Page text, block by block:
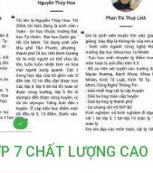
7 CHẤT LƯỢNG CAO